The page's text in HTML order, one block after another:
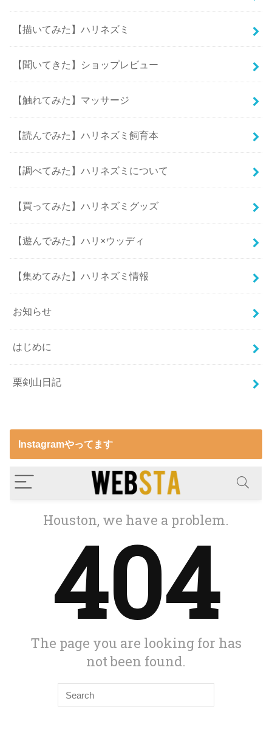
【描いてみた】ハリネズミ
【聞いてきた】ショップレビュー
【触れてみた】マッサージ
【読んでみた】ハリネズミ飼育本
【調べてみた】ハリネズミについて
【買ってみた】ハリネズミグッズ
【遊んでみた】ハリ×ウッディ
【集めてみた】ハリネズミ情報
お知らせ
はじめに
栗剣山日記
Instagramやってます